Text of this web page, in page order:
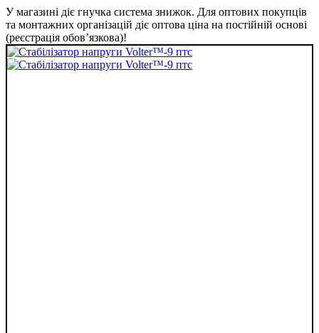
У магазині діє гнучка система знижок. Для оптових покупців
та монтажних організацій діє оптова ціна на постійній основі
(реєстрація обов’язкова)!